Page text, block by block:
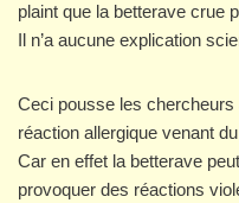
plaint que la betterave crue
Il n’a aucune explication
Ceci pousse les
réaction allergique venant
Car en effet la betterave
provoquer des réactions